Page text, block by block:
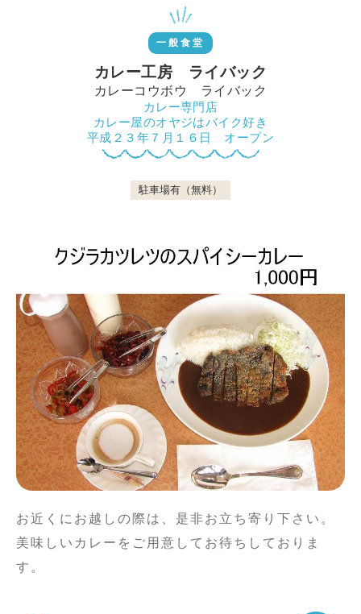
鴨川について
レンタサイクル
一般食堂
カレー工房 ライバック
カレーコウボウ ライバック
カレー専門店
カレー屋のオヤジはバイク好き
平成２３年７月１６日 オープン
駐車場有（無料）
お近くにお越しの際は、是非お立ち寄り下さい。
美味しいカレーをご用意してお待ちしておりま
す。